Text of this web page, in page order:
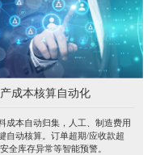
成本核算自动化
成本自动归集，人工、制造费用
自动核算。订单超期/应收款超
全库存异常等智能预警。